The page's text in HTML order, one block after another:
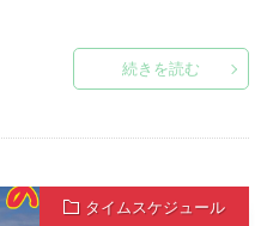
続きを読む
タイムスケジュール